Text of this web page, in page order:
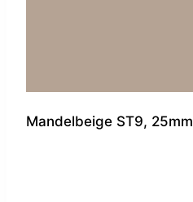
Mandelbeige ST9, 25mm